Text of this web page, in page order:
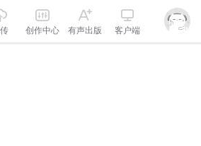
传 创作中心 有声出版 客户端